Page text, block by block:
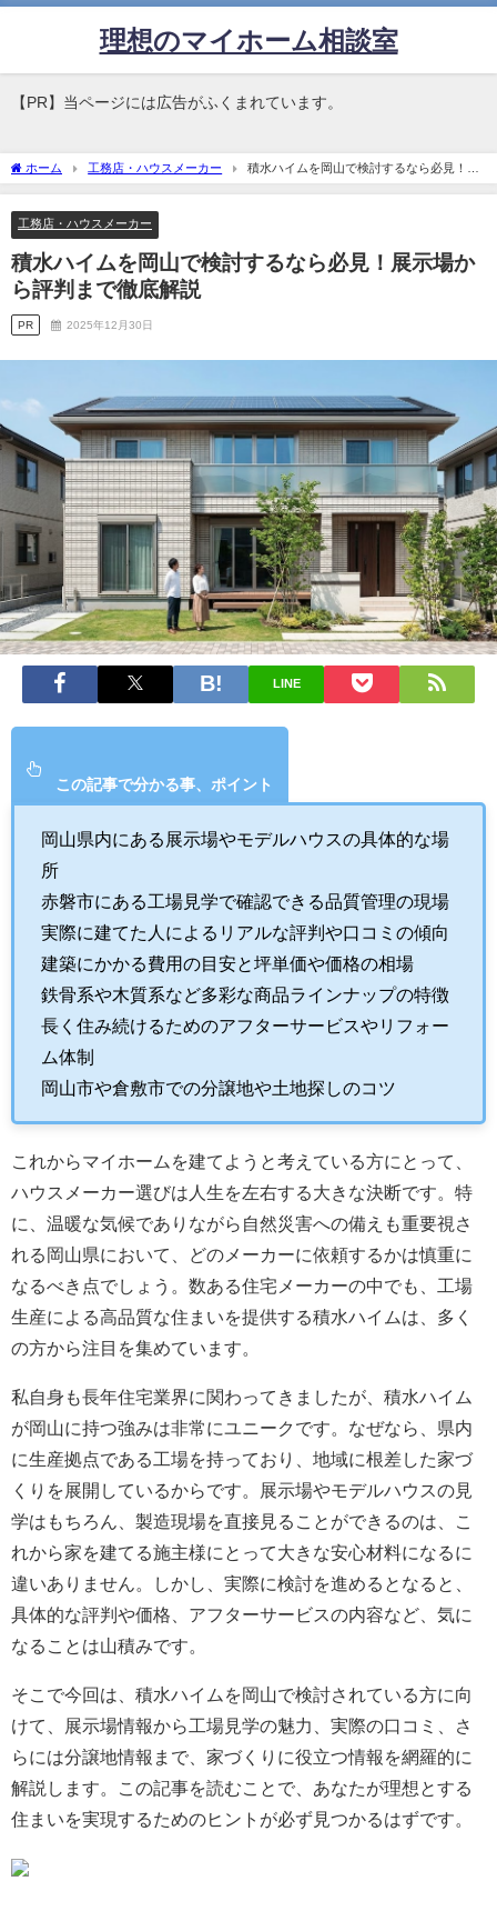
理想のマイホーム相談室
【PR】当ページには広告がふくまれています。
ホーム 工務店・ハウスメーカー
積水ハイムを岡山で検討するなら必見！展
示場から評判まで徹底解説
工務店・ハウスメーカー
積水ハイムを岡山で検討するなら必見！展示場か
ら評判まで徹底解説
PR 2025年12月30日
LINE
この記事で分かる事、ポイント
岡山県内にある展示場やモデルハウスの具体的な場
所
赤磐市にある工場見学で確認できる品質管理の現場
実際に建てた人によるリアルな評判や口コミの傾向
建築にかかる費用の目安と坪単価や価格の相場
鉄骨系や木質系など多彩な商品ラインナップの特徴
長く住み続けるためのアフターサービスやリフォー
ム体制
岡山市や倉敷市での分譲地や土地探しのコツ
これからマイホームを建てようと考えている方にとって、
ハウスメーカー選びは人生を左右する大きな決断です。特
に、温暖な気候でありながら自然災害への備えも重要視さ
れる岡山県において、どのメーカーに依頼するかは慎重に
なるべき点でしょう。数ある住宅メーカーの中でも、工場
生産による高品質な住まいを提供する積水ハイムは、多く
の方から注目を集めています。
私自身も長年住宅業界に関わってきましたが、積水ハイム
が岡山に持つ強みは非常にユニークです。なぜなら、県内
に生産拠点である工場を持っており、地域に根差した家づ
くりを展開しているからです。展示場やモデルハウスの見
学はもちろん、製造現場を直接見ることができるのは、こ
れから家を建てる施主様にとって大きな安心材料になるに
違いありません。しかし、実際に検討を進めるとなると、
具体的な評判や価格、アフターサービスの内容など、気に
なることは山積みです。
そこで今回は、積水ハイムを岡山で検討されている方に向
けて、展示場情報から工場見学の魅力、実際の口コミ、さ
らには分譲地情報まで、家づくりに役立つ情報を網羅的に
解説します。この記事を読むことで、あなたが理想とする
住まいを実現するためのヒントが必ず見つかるはずです。